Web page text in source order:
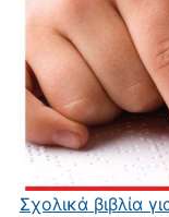
Σχολικά βιβλία